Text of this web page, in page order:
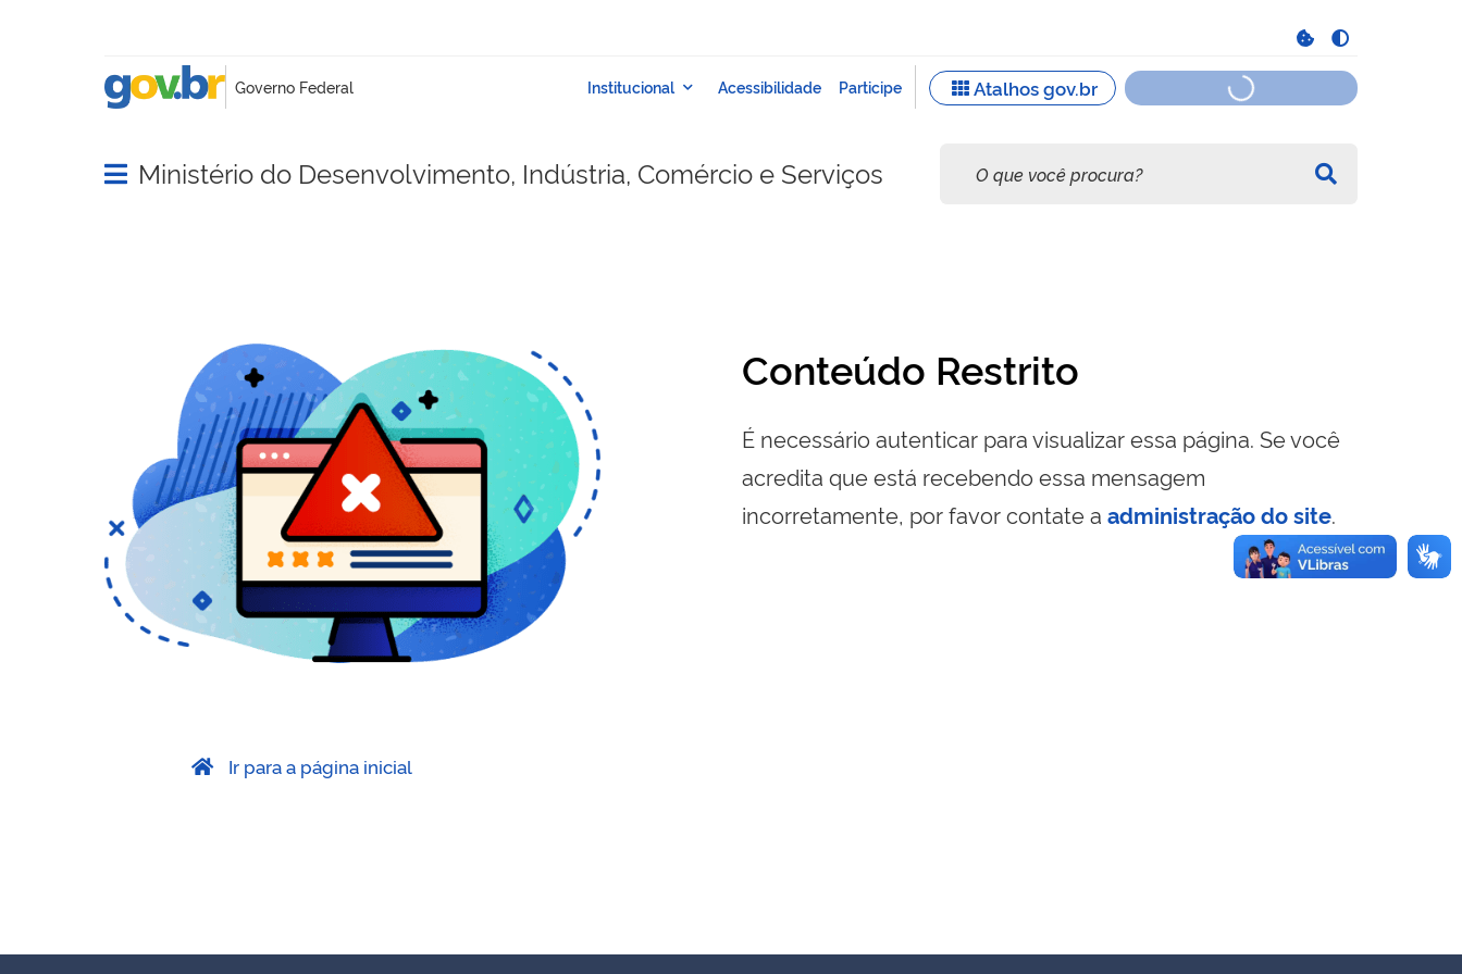
Abrir menu principal de navegação
Ministério do Desenvolvimento, Indústria, Comércio e Serviços
Conteúdo Restrito
É necessário autenticar para visualizar essa página. Se você
acredita que está recebendo essa mensagem
incorretamente, por favor contate a administração do site.
Ir para a página inicial